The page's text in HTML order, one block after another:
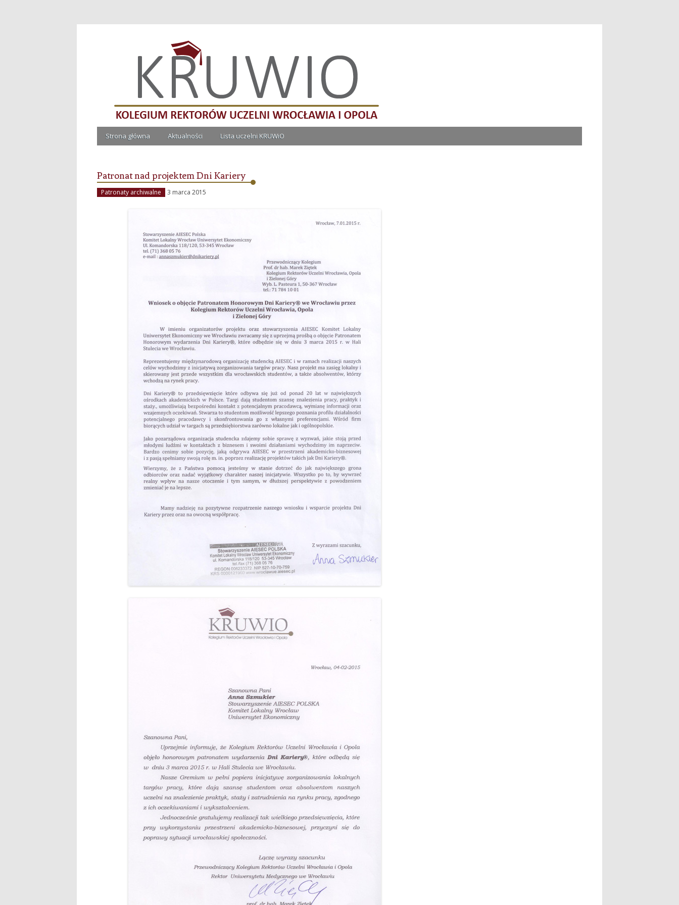
Kolegium Rektorów Uczelni Wrocławia i Opola
Przeskocz do treści
Strona główna Aktualności Lista uczelni KRUWiO
Patronat nad projektem Dni Kariery
Patronaty archiwalne 3 marca 2015